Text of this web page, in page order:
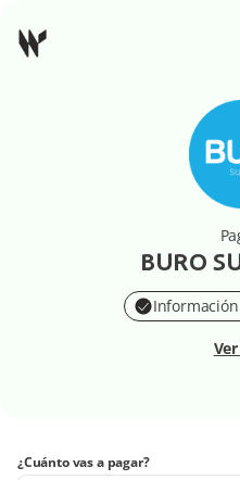
BURO
¿Cuánto vas a pagar?